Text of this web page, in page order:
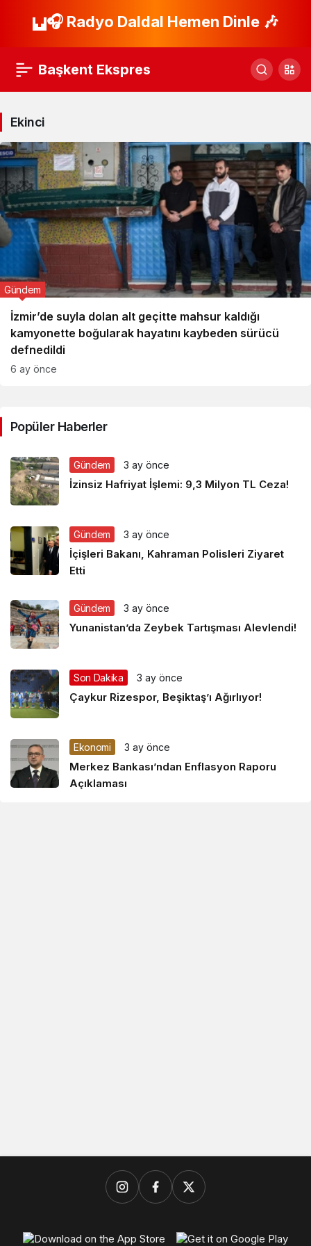
🎧 Radyo Daldal Hemen Dinle 🎶
Başkent Ekspres
Ekinci
İzmir’de suyla dolan alt geçitte mahsur kaldığı
kamyonette boğularak hayatını kaybeden sürücü
defnedildi
Gündem
6 ay önce
Popüler Haberler
Gündem 3 ay önce
İzinsiz Hafriyat İşlemi: 9,3 Milyon TL Ceza!
Gündem 3 ay önce
İçişleri Bakanı, Kahraman Polisleri Ziyaret
Etti
Gündem 3 ay önce
Yunanistan’da Zeybek Tartışması Alevlendi!
Son Dakika 3 ay önce
Çaykur Rizespor, Beşiktaş’ı Ağırlıyor!
Ekonomi 3 ay önce
Merkez Bankası’ndan Enflasyon Raporu
Açıklaması